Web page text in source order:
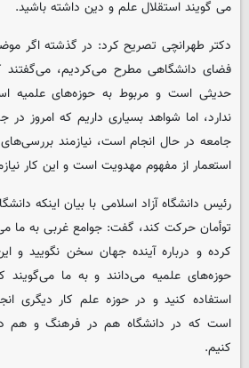
می گویند استقلال علم و دین داشته باشید.
دکتر طهرانچی تصریح کرد: در گذشته اگر
فضای دانشگاهی مطرح می‌کردیم، می‌گفتند
حدیثی است و مربوط به حوزه‌های علمیه
ندارد، اما شواهد بسیاری داریم که امروز
جامعه در حال انجام است، نیازمند
استعمار از مفهوم مهدویت است و این کار
رئیس دانشگاه آزاد اسلامی با بیان اینکه
توأمان حرکت کند، گفت: جوامع غربی به ما
کرده و درباره آینده جهان سخن نگویید و
حوزه‌های علمیه می‌دانند و به ما می‌گویند
استفاده کنید و در حوزه علم کار دیگری
است که در دانشگاه هم در فرهنگ و هم
کنیم.